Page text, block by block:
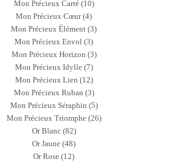
Mon Précieux Carré (10)
Mon Précieux Cœur (4)
Mon Précieux Élément (3)
Mon Précieux Envol (3)
Mon Précieux Horizon (3)
Mon Précieux Idylle (7)
Mon Précieux Lien (12)
Mon Précieux Ruban (3)
Mon Précieux Séraphin (5)
Mon Précieux Triomphe (26)
Or Blanc (82)
Or Jaune (48)
Or Rose (12)